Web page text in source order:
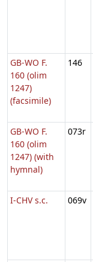
GB-WO F.
160 (olim
1247)
(facsimile)
146
GB-WO F.
160 (olim
1247) (with
hymnal)
073r
I-CHV s.c. 069v